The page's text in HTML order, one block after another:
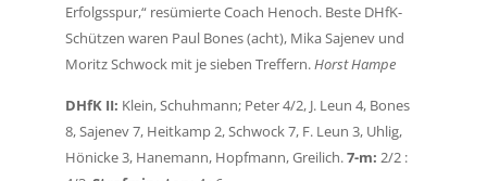
Erfolgsspur,“ resümierte Coach Henoch. Beste DHfK-
Schützen waren Paul Bones (acht), Mika Sajenev und
Moritz Schwock mit je sieben Treffern.Horst Hampe
DHfK II: Klein, Schuhmann; Peter 4/2, J. Leun 4, Bones
8, Sajenev 7, Heitkamp 2, Schwock 7, F. Leun 3, Uhlig,
Hönicke 3, Hanemann, Hopfmann, Greilich.7-m: 2/2 :